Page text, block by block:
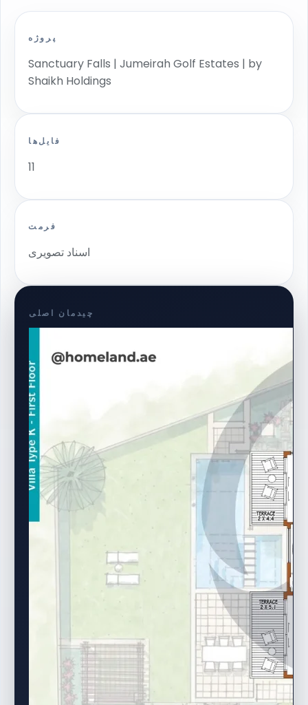
پروژه
Sanctuary Falls | Jumeirah Golf Estates | by
Shaikh Holdings
فایل‌ها
11
فرمت
اسناد تصویری
چیدمان اصلی